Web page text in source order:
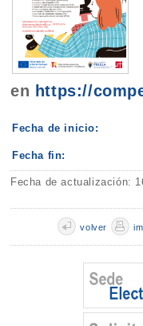
en https://
Fecha de inicio:
Fecha fin:
Fecha de actualización:
volver